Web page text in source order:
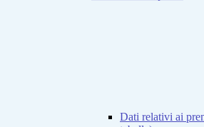
Dati relativi ai